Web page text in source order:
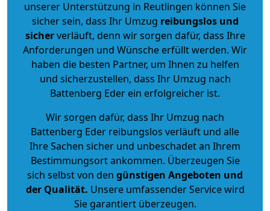
unserer Unterstützung in Reutlingen können Sie
sicher sein, dass Ihr Umzug reibungslos und
sicherverläuft, denn wir sorgen dafür, dass Ihre
Anforderungen und Wünsche erfüllt werden. Wir
haben die besten Partner, um Ihnen zu helfen
und sicherzustellen, dass Ihr Umzug nach
Battenberg Eder ein erfolgreicher ist.
Wir sorgen dafür, dass Ihr Umzug nach
Battenberg Eder reibungslos verläuft und alle
Ihre Sachen sicher und unbeschadet an Ihrem
Bestimmungsort ankommen. Überzeugen Sie
sich selbst von den günstigen Angeboten und
der Qualität. Unsere umfassender Service wird
Sie garantiert überzeugen.